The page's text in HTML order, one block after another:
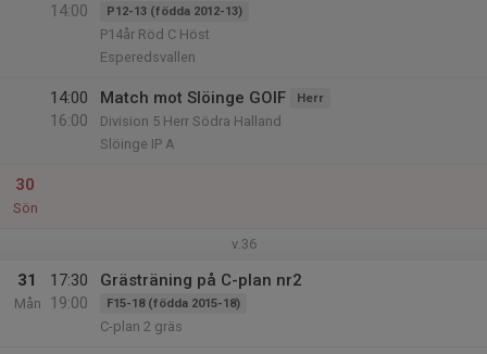
14:00
P12-13 (födda 2012-13)
P14år Röd C Höst
Esperedsvallen
14:00
16:00
Match mot Slöinge GOIF Herr
Division 5 Herr Södra Halland
Slöinge IP A
30
Sön
v.36
31
Mån
17:30
19:00
Grästräning på C-plan nr2
F15-18 (födda 2015-18)
C-plan 2 gräs